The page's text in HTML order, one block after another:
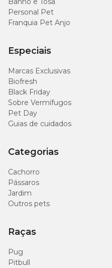
Personal Pet
Franquia Pet Anjo
Especiais
Marcas Exclusivas
Biofresh
Black Friday
Sobre Vermífugos
Pet Day
Guias de cuidados
Categorias
Cachorro
Pássaros
Jardim
Outros pets
Raças
Pug
Pitbull